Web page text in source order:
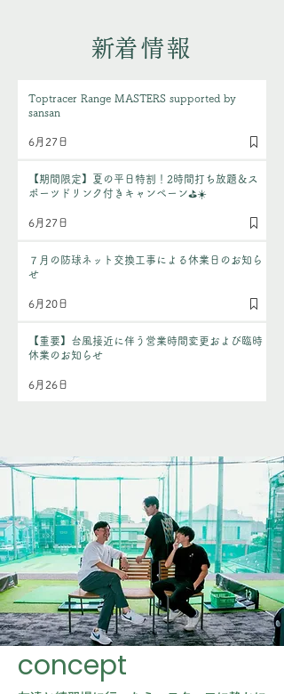
​新着情報
Toptracer Range MASTERS supported by
sansan
6月27日
【期間限定】夏の平日特割！2時間打ち放題＆ス
ポーツドリンク付きキャンペーン⛳️☀️
6月27日
７月の防球ネット交換工事による休業日のお知ら
せ
6月20日
【重要】台風接近に伴う営業時間変更および臨時
休業のお知らせ
6月26日
concept